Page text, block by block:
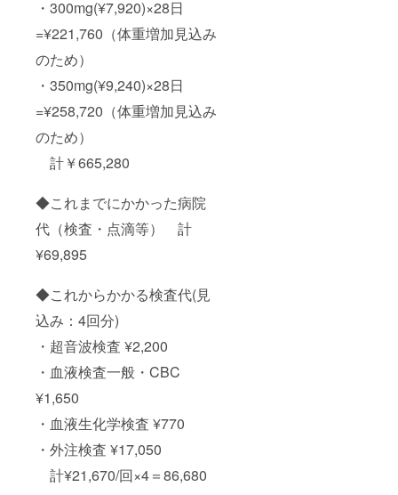
・300mg(¥7,920)×28日
=¥221,760（体重増加見込み
のため）
・350mg(¥9,240)×28日
=¥258,720（体重増加見込み
のため）
計￥665,280
◆これまでにかかった病院
代（検査・点滴等） 計
¥69,895
◆これからかかる検査代(見
込み：4回分)
・超音波検査 ¥2,200
・血液検査一般・CBC
¥1,650
・血液生化学検査 ¥770
・外注検査 ¥17,050
計¥21,670/回×4＝86,680